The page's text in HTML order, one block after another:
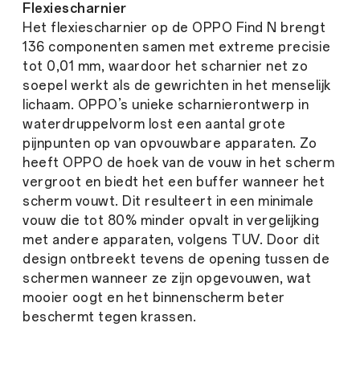
Flexiescharnier
Het flexiescharnier op de OPPO Find N brengt
136 componenten samen met extreme precisie
tot 0,01 mm, waardoor het scharnier net zo
soepel werkt als de gewrichten in het menselijk
lichaam. OPPO’s unieke scharnierontwerp in
waterdruppelvorm lost een aantal grote
pijnpunten op van opvouwbare apparaten. Zo
heeft OPPO de hoek van de vouw in het scherm
vergroot en biedt het een buffer wanneer het
scherm vouwt. Dit resulteert in een minimale
vouw die tot 80% minder opvalt in vergelijking
met andere apparaten, volgens TUV. Door dit
design ontbreekt tevens de opening tussen de
schermen wanneer ze zijn opgevouwen, wat
mooier oogt en het binnenscherm beter
beschermt tegen krassen.